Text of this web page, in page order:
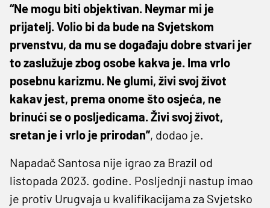
“Ne mogu biti objektivan. Neymar mi je
prijatelj. Volio bi da bude na Svjetskom
prvenstvu, da mu se događaju dobre stvari jer
to zaslužuje zbog osobe kakva je. Ima vrlo
posebnu karizmu. Ne glumi, živi svoj život
kakav jest, prema onome što osjeća, ne
brinući se o posljedicama. Živi svoj život,
sretan je i vrlo je prirodan”, dodao je.
Napadač Santosa nije igrao za Brazil od
listopada 2023. godine. Posljednji nastup imao
je protiv Urugvaja u kvalifikacijama za Svjetsko